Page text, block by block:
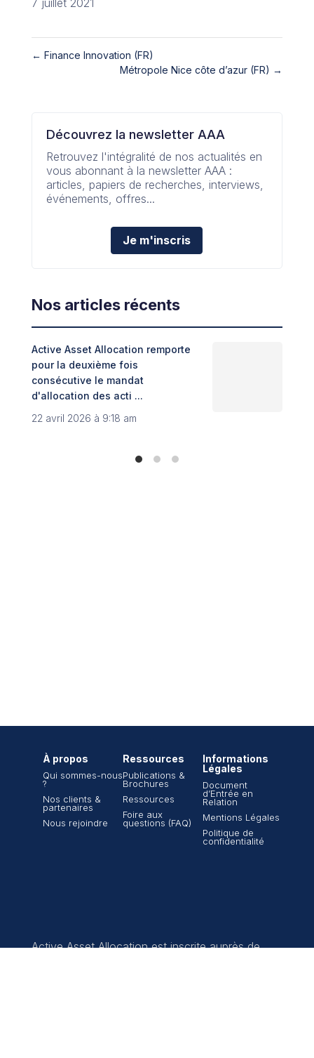
7 juillet 2021
← Finance Innovation (FR)
Métropole Nice côte d’azur (FR) →
Découvrez la newsletter AAA
Retrouvez l'intégralité de nos actualités en
vous abonnant à la newsletter AAA :
articles, papiers de recherches, interviews,
événements, offres...
Je m'inscris
Nos articles récents
Active Asset Allocation remporte
pour la deuxième fois
consécutive le mandat
d'allocation des acti ...
22 avril 2026 à 9:18 am
À propos
Qui sommes-nous
?
Nos clients &
partenaires
Nous rejoindre
Ressources
Publications &
Brochures
Ressources
Foire aux
questions (FAQ)
Informations
Légales
Document
d’Entrée en
Relation
Mentions Légales
Politique de
confidentialité
Active Asset Allocation est inscrite auprès de